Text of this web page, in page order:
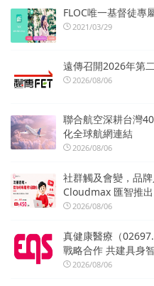
FLOC唯一基督徒專
2021/03/29
遠傳召開2026年第
2026/08/06
聯合航空深耕台灣
化全球航網連結
2026/08/06
社群觸及會變，品
Cloudmax 匯智推
2026/08/06
真健康醫療（
戰略合作 共建具身
2026/08/06